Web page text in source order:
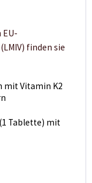
finden sie
mit Vitamin K2
Tablette) mit